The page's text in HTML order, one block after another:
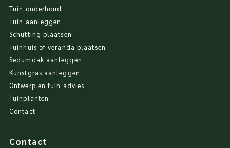
Tuin onderhoud
Tuin aanleggen
Schutting plaatsen
Tuinhuis of veranda plaatsen
Sedumdak aanleggen
Kunstgras aanleggen
Ontwerp en tuin advies
Tuinplanten
Contact
Contact